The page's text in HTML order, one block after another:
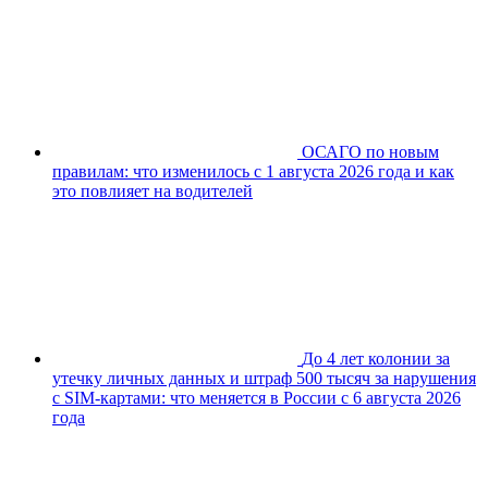
ОСАГО по новым
правилам: что изменилось с 1 августа 2026 года и как
это повлияет на водителей
До 4 лет колонии за
утечку личных данных и штраф 500 тысяч за нарушения
с SIM-картами: что меняется в России с 6 августа 2026
года